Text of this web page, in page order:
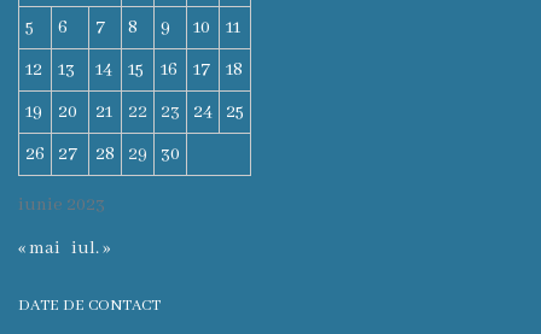
ale
Consiliului
Ședințe
online
Or.
iunie 2023
5
6 7 8 9 10
11
12
13 14 15 16 17
18
19
20 21 22 23 24
25
26
27 28 29 30
« mai iul. »
DATE DE CONTACT